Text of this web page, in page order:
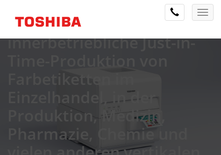
langlebige Lösung für
innerbetriebliche Just-in-
Einzelhandel, in der
Produktion, Medizin,
Pharmazie, Chemie und